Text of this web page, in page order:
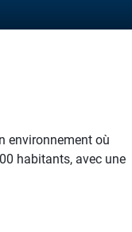
environnement où
habitants, avec une